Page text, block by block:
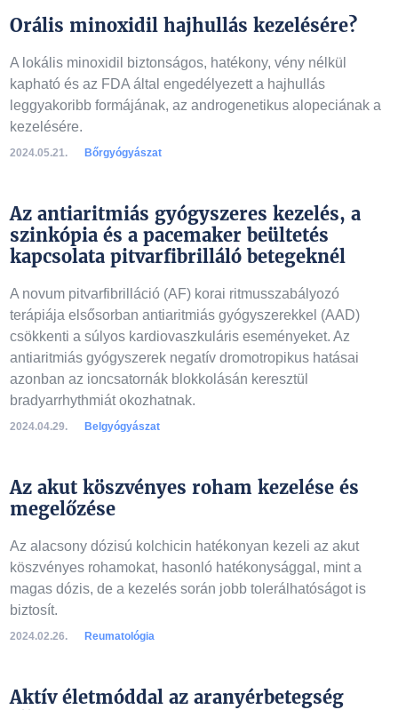
Orális minoxidil hajhullás kezelésére?
A lokális minoxidil biztonságos, hatékony, vény nélkül
kapható és az FDA által engedélyezett a hajhullás
leggyakoribb formájának, az androgenetikus alopeciának a
kezelésére.
2024.05.21. Bőrgyógyászat
Az antiaritmiás gyógyszeres kezelés, a
szinkópia és a pacemaker beültetés
kapcsolata pitvarfibrilláló betegeknél
A novum pitvarfibrilláció (AF) korai ritmusszabályozó
terápiája elsősorban antiaritmiás gyógyszerekkel (AAD)
csökkenti a súlyos kardiovaszkuláris eseményeket. Az
antiaritmiás gyógyszerek negatív dromotropikus hatásai
azonban az ioncsatornák blokkolásán keresztül
bradyarrhythmiát okozhatnak.
2024.04.29. Belgyógyászat
Az akut köszvényes roham kezelése és
megelőzése
Az alacsony dózisú kolchicin hatékonyan kezeli az akut
köszvényes rohamokat, hasonló hatékonysággal, mint a
magas dózis, de a kezelés során jobb tolerálhatóságot is
biztosít.
2024.02.26. Reumatológia
Aktív életmóddal az aranyérbetegség